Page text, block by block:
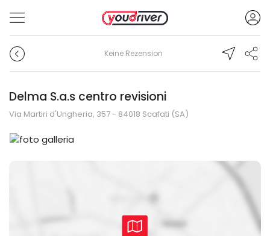
Keine Rezension
Delma S.a.s centro revisioni
Via Martiri d'Ungheria, 357 - 84018 Scafati (SA)